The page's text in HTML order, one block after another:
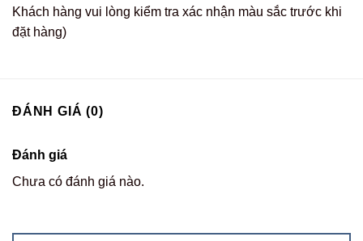
Khách hàng vui lòng kiểm tra xác nhận màu sắc trước khi
đặt hàng)
ĐÁNH GIÁ (0)
Đánh giá
Chưa có đánh giá nào.